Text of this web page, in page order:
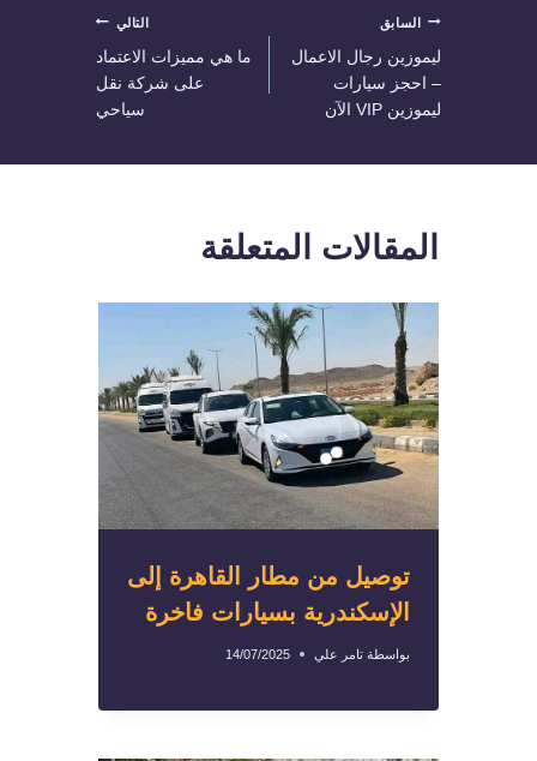
تصفّح
المقالات
السابق
ليموزين رجال الاعمال
– احجز سيارات
ليموزين VIP الآن
التالي
ما هي مميزات الاعتماد
على شركة نقل
سياحي
المقالات المتعلقة
توصيل من مطار القاهرة إلى
الإسكندرية بسيارات فاخرة
بواسطة تامر علي 14/07/2025